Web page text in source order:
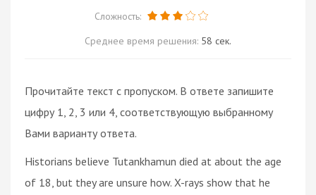
Сложность:
Среднее время решения: 58 сек.
Прочитайте текст с пропуском. В ответе запишите
цифру 1, 2, 3 или 4, соответствующую выбранному
Вами варианту ответа.
Historians believe Tutankhamun died at about the age
of 18, but they are unsure how. X-rays show that he